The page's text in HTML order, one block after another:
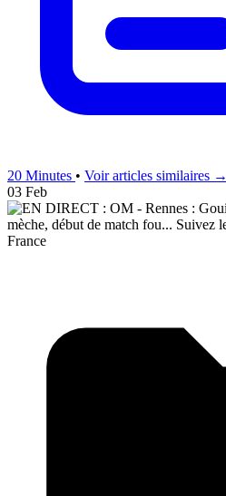
20 Minutes • Voir articles similaires →
03 Feb